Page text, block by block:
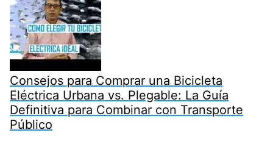
Consejos para Comprar una Bicicleta
Eléctrica Urbana vs. Plegable: La Guía
Definitiva para Combinar con Transporte
Público